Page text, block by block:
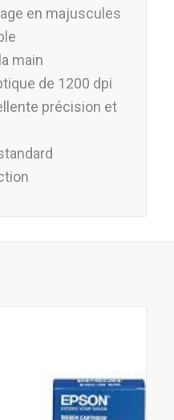
en majuscules
main
de 1200 dpi
précision et